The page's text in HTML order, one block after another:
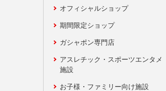
オフィシャルショップ
期間限定ショップ
ガシャポン専門店
アスレチック・スポーツエンタメ
施設
お子様・ファミリー向け施設